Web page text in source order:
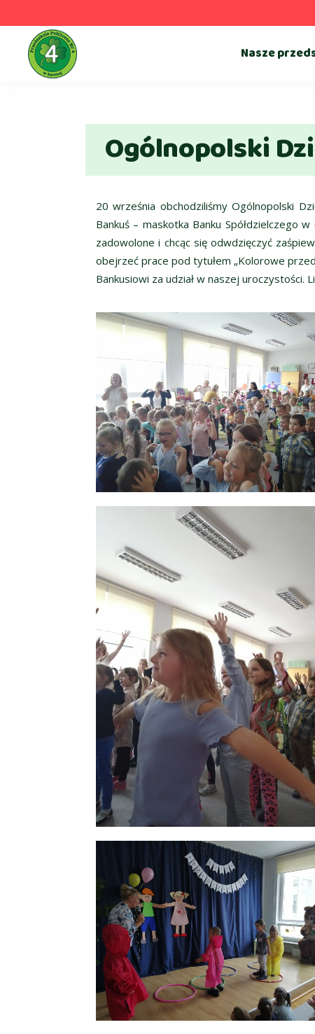
Nasze
Ogólnopolski
20 września obchodziliśmy Ogólnopolski
Bankuś – maskotka Banku Spółdzielczego
zadowolone i chcąc się odwdzięczyć
obejrzeć prace pod tytułem „Kolorowe
Bankusiowi za udział w naszej uroczystości.